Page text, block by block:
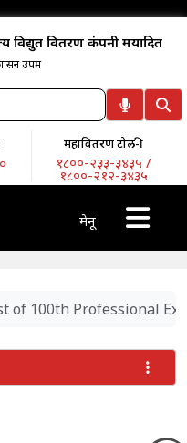
विद्युत वितरण कंपनी मर्यादित
उपक्रम
महावितरण टोल-फ्री
१८००-२३३-३४३५ /
१८००-२१२-३४३५
मेनू
of 100th Professional